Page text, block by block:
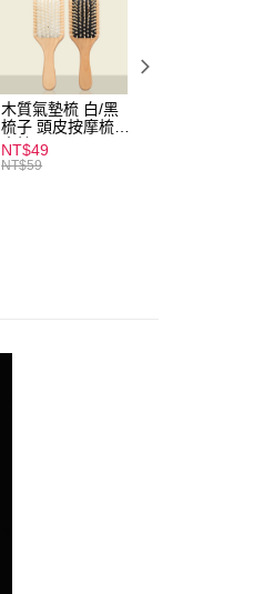
木質氣墊梳 白/黑
梳子 頭皮按摩梳
木梳
NT$49
NT$59